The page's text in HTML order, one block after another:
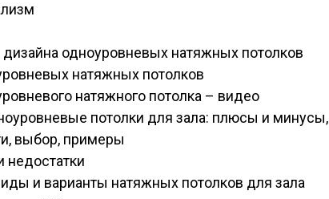
дизайна одноуровневых натяжных потолков
натяжных потолков
натяжного потолка – видео
потолки для зала: плюсы и минусы,
выбор, примеры
недостатки
и варианты натяжных потолков для зала